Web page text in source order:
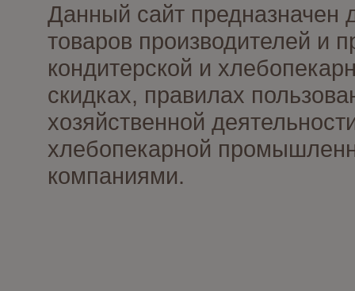
Данный сайт предназначен
товаров производителей и
кондитерской и
скидках, правилах
хозяйственной
хлебопекарной
компаниями.